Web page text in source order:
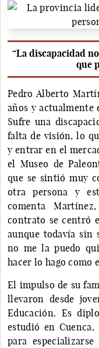
“La discapacidad
que
Pedro Alberto
años y actualmente
Sufre una
falta de visión, lo
y entrar en el
el Museo de
que se sintió muy
otra persona y
comenta
contrato se centró
aunque todavía sin
no me la puedo
hacer lo hago como
El impulso de su
llevaron desde
Educación. Es
estudió en
para